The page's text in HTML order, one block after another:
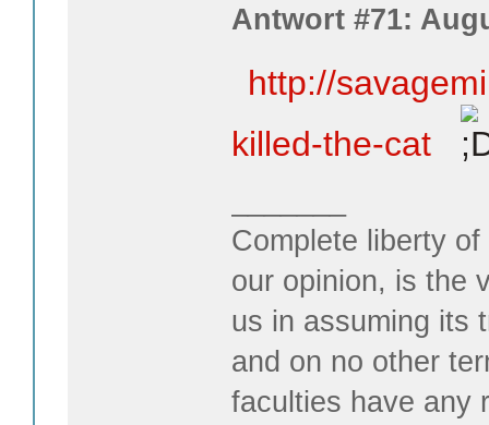
Antwort #71:
http://
killed-the-cat
Complete liberty
our opinion, is the
us in assuming its
and on no other
faculties have any